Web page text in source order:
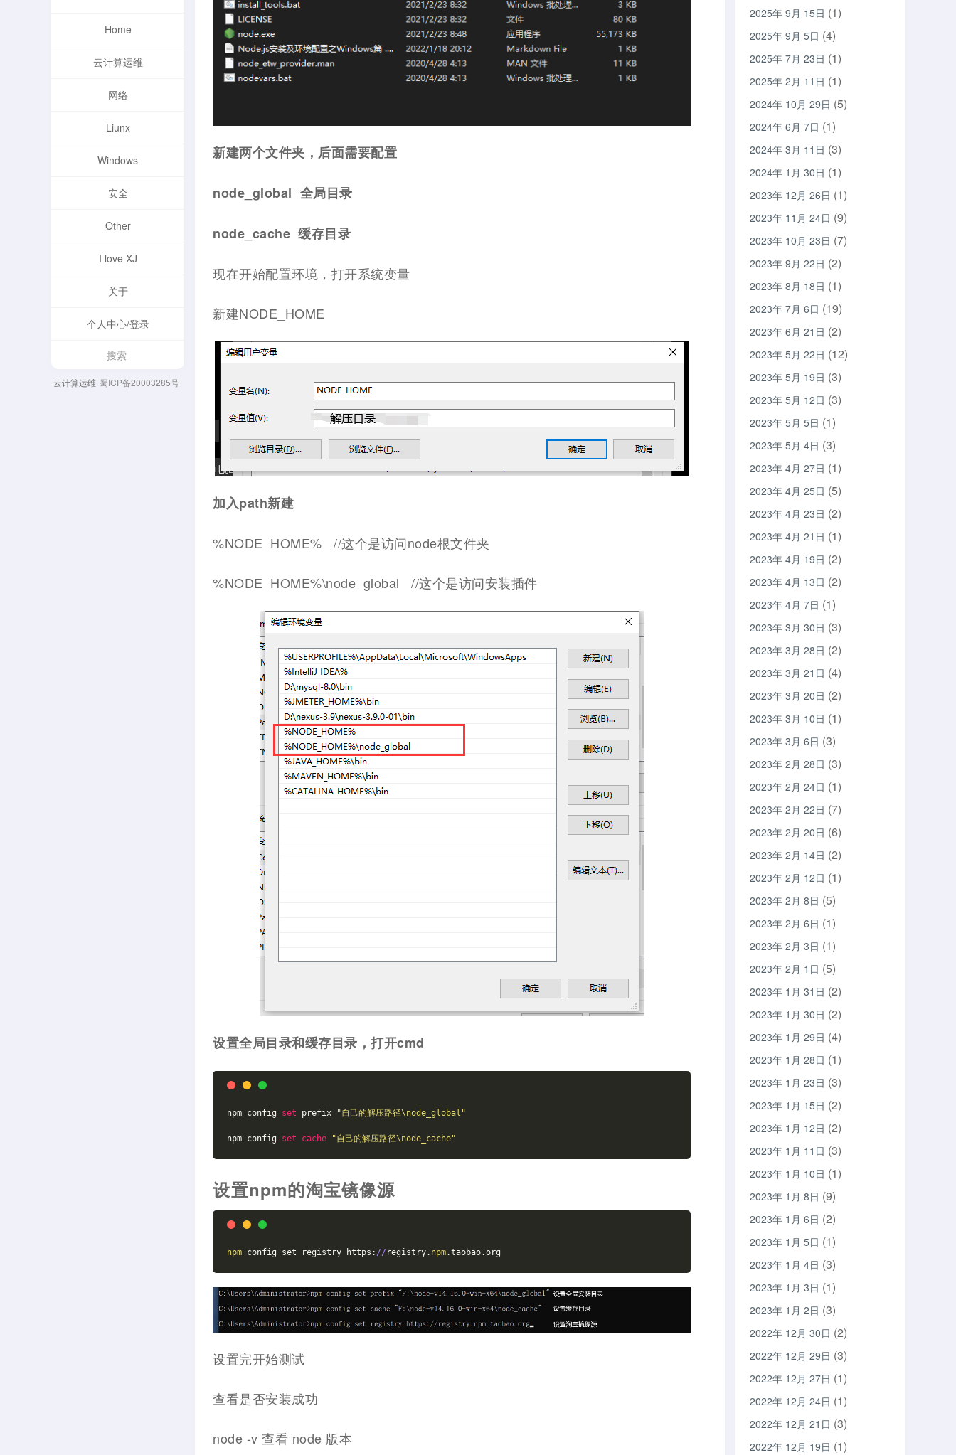
Home
云计算运维
网络
Liunx
Windows
安全
Other
I love XJ
关于
个人中心/登录
云计算运维 蜀ICP备20003285号
新建两个文件夹，后面需要配置
node_global 全局目录
node_cache 缓存目录
现在开始配置环境，打开系统变量
新建NODE_HOME
加入path新建
%NODE_HOME% //这个是访问node根文件夹
%NODE_HOME%\node_global //这个是访问安装插件
设置全局目录和缓存目录，打开cmd
npm config set prefix "自己的解压路径\node_global"
npm config set cache "自己的解压路径\node_cache"
设置npm的淘宝镜像源
npm config set registry https: //registry. npm.taobao.org
设置完开始测试
查看是否安装成功
node -v 查看 node 版本
2025年 9月 15日 (1)
2025年 9月 5日 (4)
2025年 7月 23日 (1)
2025年 2月 11日 (1)
2024年 10月 29日 (5)
2024年 6月 7日 (1)
2024年 3月 11日 (3)
2024年 1月 30日 (1)
2023年 12月 26日 (1)
2023年 11月 24日 (9)
2023年 10月 23日 (7)
2023年 9月 22日 (2)
2023年 8月 18日 (1)
2023年 7月 6日 (19)
2023年 6月 21日 (2)
2023年 5月 22日 (12)
2023年 5月 19日 (3)
2023年 5月 12日 (3)
2023年 5月 5日 (1)
2023年 5月 4日 (3)
2023年 4月 27日 (1)
2023年 4月 25日 (5)
2023年 4月 23日 (2)
2023年 4月 21日 (1)
2023年 4月 19日 (2)
2023年 4月 13日 (2)
2023年 4月 7日 (1)
2023年 3月 30日 (3)
2023年 3月 28日 (2)
2023年 3月 21日 (4)
2023年 3月 20日 (2)
2023年 3月 10日 (1)
2023年 3月 6日 (3)
2023年 2月 28日 (3)
2023年 2月 24日 (1)
2023年 2月 22日 (7)
2023年 2月 20日 (6)
2023年 2月 14日 (2)
2023年 2月 12日 (1)
2023年 2月 8日 (5)
2023年 2月 6日 (1)
2023年 2月 3日 (1)
2023年 2月 1日 (5)
2023年 1月 31日 (2)
2023年 1月 30日 (2)
2023年 1月 29日 (4)
2023年 1月 28日 (1)
2023年 1月 23日 (3)
2023年 1月 15日 (2)
2023年 1月 12日 (2)
2023年 1月 11日 (3)
2023年 1月 10日 (1)
2023年 1月 8日 (9)
2023年 1月 6日 (2)
2023年 1月 5日 (1)
2023年 1月 4日 (3)
2023年 1月 3日 (1)
2023年 1月 2日 (3)
2022年 12月 30日 (2)
2022年 12月 29日 (3)
2022年 12月 27日 (1)
2022年 12月 24日 (1)
2022年 12月 21日 (3)
2022年 12月 19日 (1)